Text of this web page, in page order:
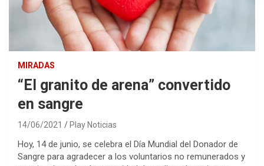
MIRADAS
“El granito de arena” convertido
en sangre
14/06/2021 Play Noticias
Hoy, 14 de junio, se celebra el Día Mundial del Donador de
Sangre para agradecer a los voluntarios no remunerados y